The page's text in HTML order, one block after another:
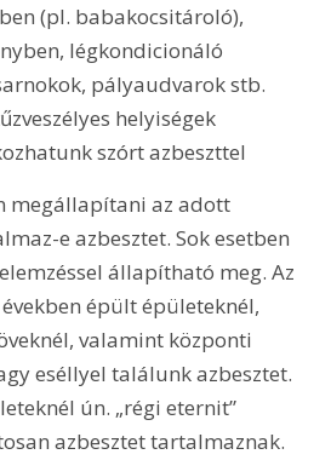
(pl. babakocsitároló),
légkondicionáló
pályaudvarok stb.
helyiségek
szórt azbeszttel
megállapítani az adott
e azbesztet. Sok esetben
állapítható meg. Az
években épült épületeknél,
valamint központi
eséllyel találunk azbesztet.
ún. „régi eternit”
azbesztet tartalmaznak.